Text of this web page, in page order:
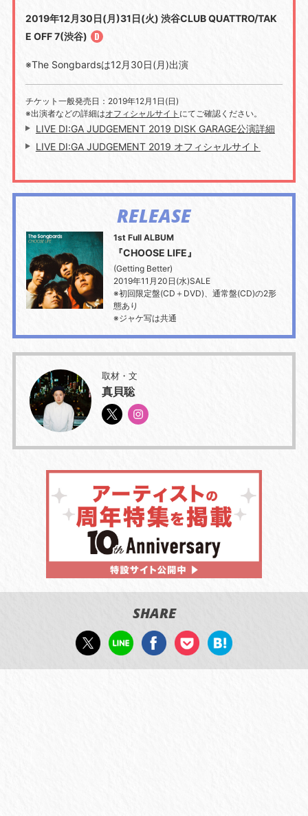
2019年12月30日(月)31日(火) 渋谷CLUB QUATTRO/TAK
E OFF 7(渋谷)
※The Songbardsは12月30日(月)出演
チケット一般発売日：2019年12月1日(日)
※出演者などの詳細はオフィシャルサイト にてご確認ください。
LIVE DI:GA JUDGEMENT 2019 DISK GARAGE公演詳細
LIVE DI:GA JUDGEMENT 2019 オフィシャルサイト
RELEASE
1st Full ALBUM
『CHOOSE LIFE』
(Getting Better)
2019年11月20日(水)SALE
※初回限定盤(CD＋DVD)、通常盤(CD)の2形
態あり
※ジャケ写は共通
取材・文
真貝聡
SHARE